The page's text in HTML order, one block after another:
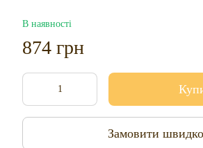
В наявності
874 грн
Замовити швидко